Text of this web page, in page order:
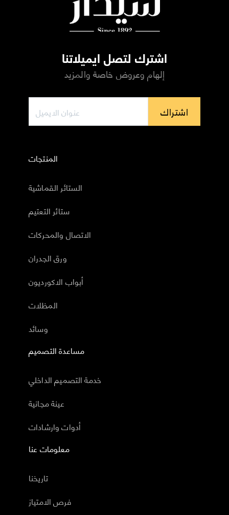
اشترك لتصل ايميلاتنا
إلهام وعروض خاصة والمزيد
اشتراك
المنتجات
الستائر القماشية
ستائر التعتيم
الاتصال والمحركات
ورق الجدران
أبواب الاكورديون
المظلات
وسائد
مساعدة التصميم
خدمة التصميم الداخلي
عينة مجانية
أدوات وارشادات
معلومات عنا
تاريخنا
فرص الامتياز